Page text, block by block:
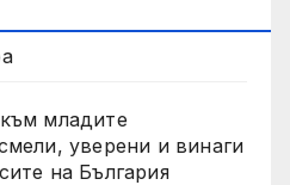
младите
уверени и винаги
на България